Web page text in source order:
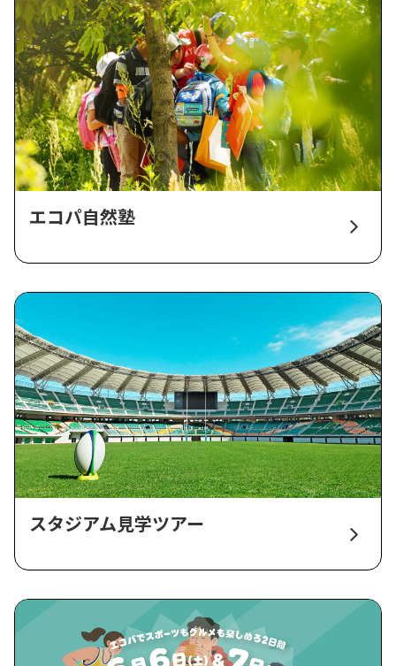
エコパ自然塾
スタジアム見学ツアー